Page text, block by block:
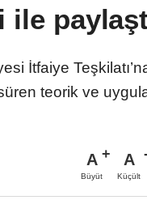
İtfaiye
teorik ve
A
Büyüt
A
Küçült